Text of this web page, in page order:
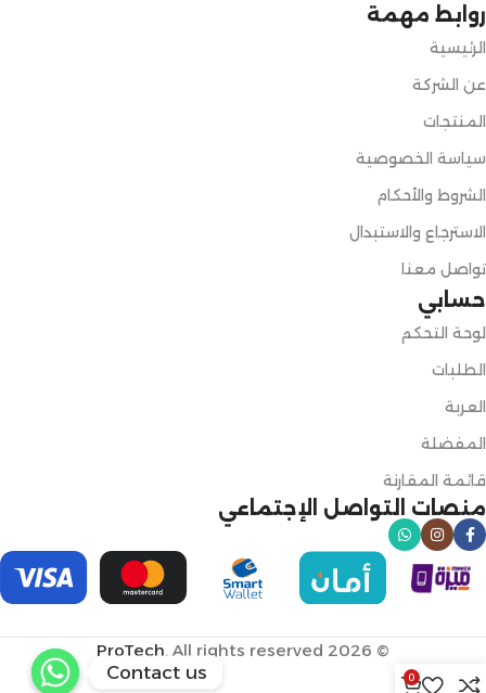
روابط مهمة
الرئيسية
عن الشركة
المنتجات
سياسة الخصوصية
الشروط والأحكام
الاسترجاع والاستبدال
تواصل معنا
حسابي
لوحة التحكم
الطلبات
العربة
المفضلة
قائمة المقارنة
منصات التواصل الإجتماعي
© 2026
ProTech. All rights reserved
0
Contact us